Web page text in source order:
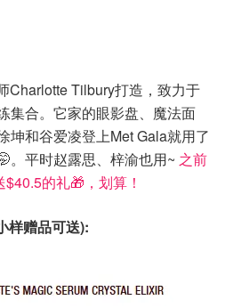
Charlotte Tilbury打造，致力于
集合。它家的眼影盘、魔法面
坤和谷爱凌登上Met Gala就用了
。平时赵露思、梓渝也用~ 之前
的礼🎁，划算！
样赠品可送):